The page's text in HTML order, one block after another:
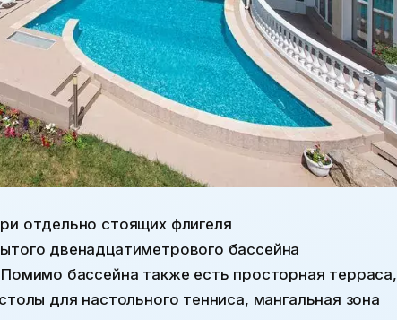
отдельно стоящих флигеля
двенадцатиметрового бассейна
бассейна также есть просторная терраса,
для настольного тенниса, мангальная зона